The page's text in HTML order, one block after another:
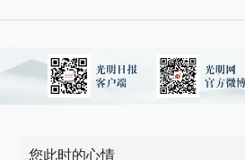
您此时的心情